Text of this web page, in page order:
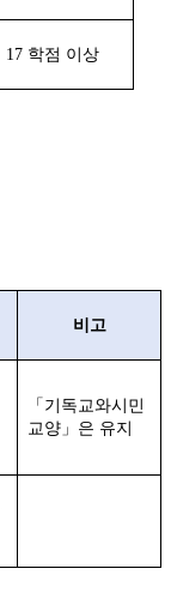
17 학점 이상
비고
「 기독교와시민
교양」 은 유지